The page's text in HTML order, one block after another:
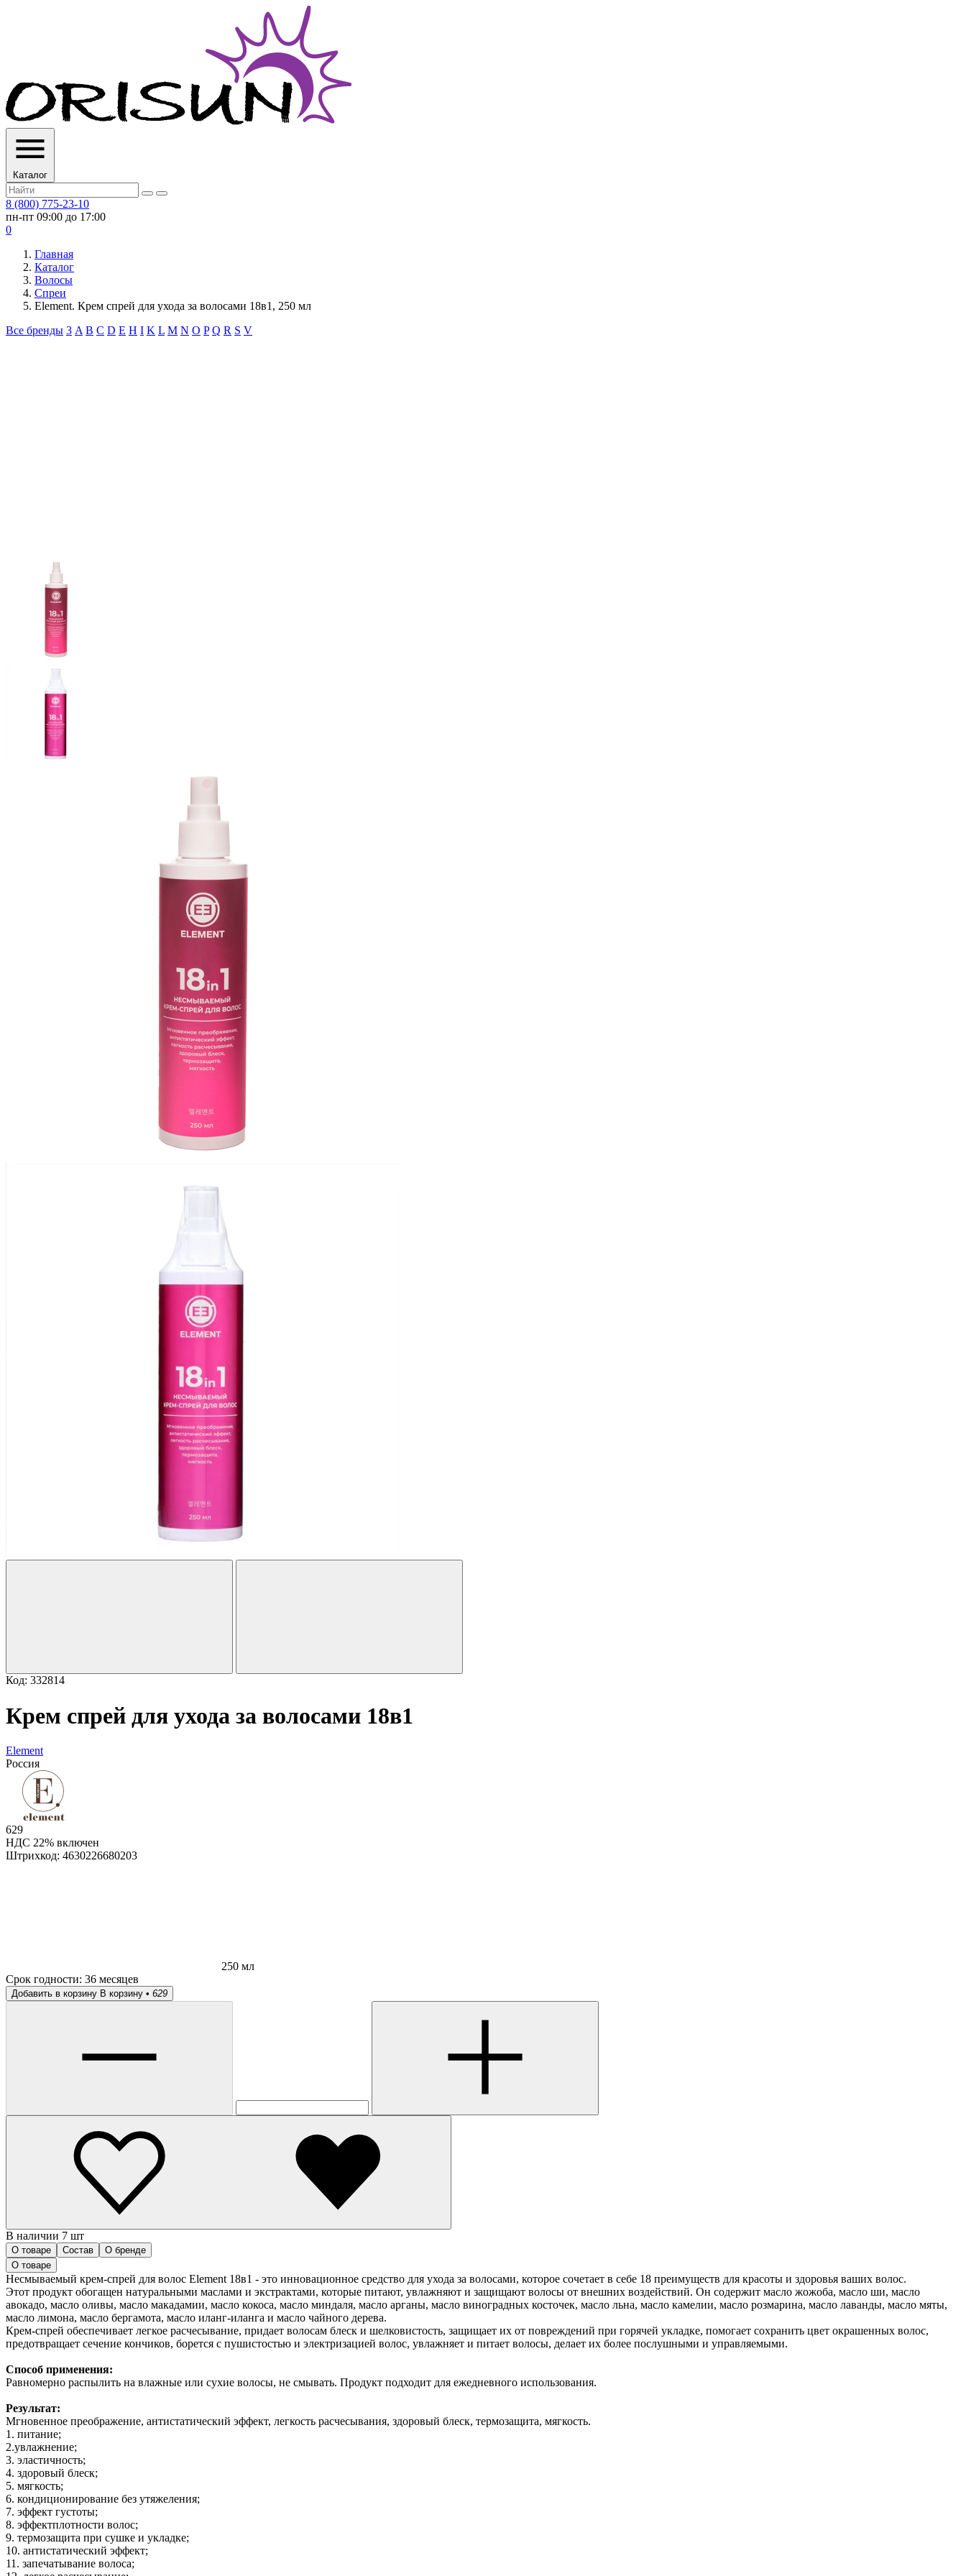
Каталог
8 (800) 775-23-10
пн-пт 09:00 до 17:00
0
Главная
Каталог
Волосы
Спреи
Element. Крем спрей для ухода за волосами 18в1, 250 мл
Все бренды 3 A B C D E H I K L M N O P Q R S V
Код: 332814
Крем спрей для ухода за волосами 18в1
Element
Россия
629
НДС 22% включен
Штрихкод: 4630226680203
250 мл
Срок годности: 36 месяцев
Добавить в корзину В корзину • 629
В наличии 7 шт
О товаре Состав
О бренде
О товаре
Несмываемый крем-спрей для волос Element 18в1 - это инновационное средство для ухода за волосами, которое сочетает в себе 18 преимуществ для красоты и здоровья ваших волос.
Этот продукт обогащен натуральными маслами и экстрактами, которые питают, увлажняют и защищают волосы от внешних воздействий. Он содержит масло жожоба, масло ши, масло
авокадо, масло оливы, масло макадамии, масло кокоса, масло миндаля, масло арганы, масло виноградных косточек, масло льна, масло камелии, масло розмарина, масло лаванды, масло мяты,
масло лимона, масло бергамота, масло иланг-иланга и масло чайного дерева.
Крем-спрей обеспечивает легкое расчесывание, придает волосам блеск и шелковистость, защищает их от повреждений при горячей укладке, помогает сохранить цвет окрашенных волос,
предотвращает сечение кончиков, борется с пушистостью и электризацией волос, увлажняет и питает волосы, делает их более послушными и управляемыми.
Способ применения:
Равномерно распылить на влажные или сухие волосы, не смывать. Продукт подходит для ежедневного использования.
Результат:
Мгновенное преображение, антистатический эффект, легкость расчесывания, здоровый блеск, термозащита, мягкость.
1. питание;
2.увлажнение;
3. эластичность;
4. здоровый блеск;
5. мягкость;
6. кондиционирование без утяжеления;
7. эффект густоты;
8. эффектплотности волос;
9. термозащита при сушке и укладке;
10. антистатический эффект;
11. запечатывание волоса;